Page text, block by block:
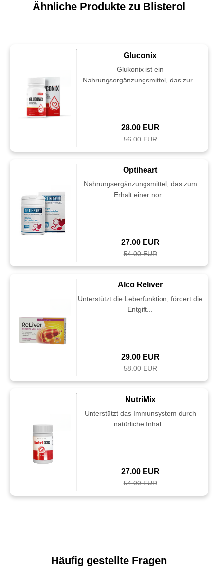
Ähnliche Produkte zu Blisterol
Gluconix
Glukonix ist ein
Nahrungsergänzungsmittel, das zur...
28.00 EUR
56.00 EUR
Optiheart
Nahrungsergänzungsmittel, das zum
Erhalt einer nor...
27.00 EUR
54.00 EUR
Alco Reliver
Unterstützt die Leberfunktion, fördert die
Entgift...
29.00 EUR
58.00 EUR
NutriMix
Unterstützt das Immunsystem durch
natürliche Inhal...
27.00 EUR
54.00 EUR
Häufig gestellte Fragen